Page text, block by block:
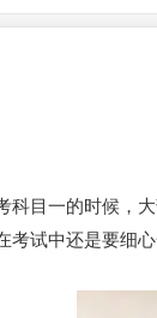
科目一的时候，
考试中还是要细